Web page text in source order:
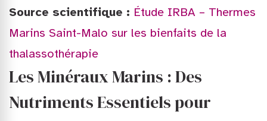
Source scientifique : Étude IRBA – Thermes
Marins Saint-Malo sur les bienfaits de la
thalassothérapie
Les Minéraux Marins : Des
Nutriments Essentiels pour